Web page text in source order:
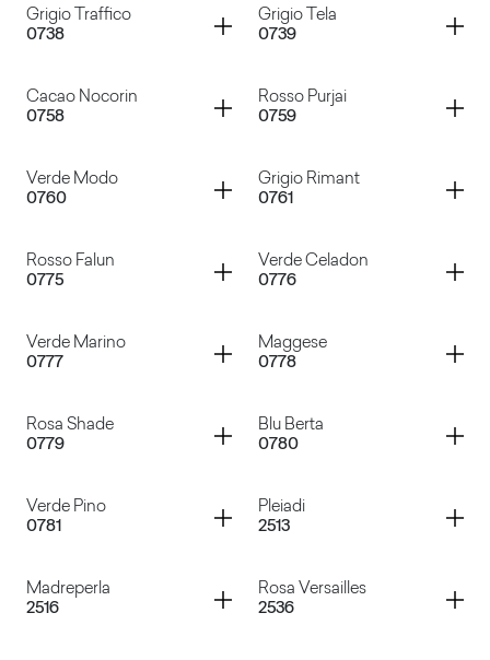
Grigio Traffico
0738
Container
Grigio Tela
0739
Container
Cacao Nocorin
0758
Container
Rosso Purjai
0759
Container
Verde Modo
0760
Container
Grigio Rimant
0761
Container
Rosso Falun
0775
Container
Verde Celadon
0776
Container
Verde Marino
0777
Container
Maggese
0778
Container
Rosa Shade
0779
Container
Blu Berta
0780
Container
Verde Pino
0781
Container
Pleiadi
2513
Container
Madreperla
2516
Container
Rosa Versailles
2536
Container